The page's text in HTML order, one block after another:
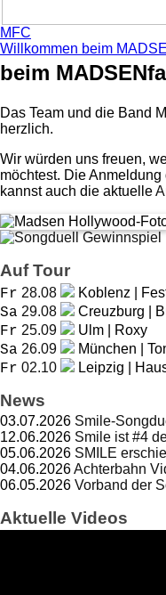
MFC
Willkommen beim
beim
Das Team und die Band
herzlich.
Wir würden uns freuen,
möchtest. Die
kannst auch die aktuelle
Auf Tour
Fr 28.08 Koblenz |
Sa 29.08 Creuzburg |
Fr 25.09 Ulm | Roxy
Sa 26.09 München |
Fr 02.10 Leipzig |
News
03.07.2026 Smile-
12.06.2026 Smile ist #4
05.06.2026 SMILE
04.06.2026Achterbahn
06.05.2026 Vorband der
Aktuelle Videos